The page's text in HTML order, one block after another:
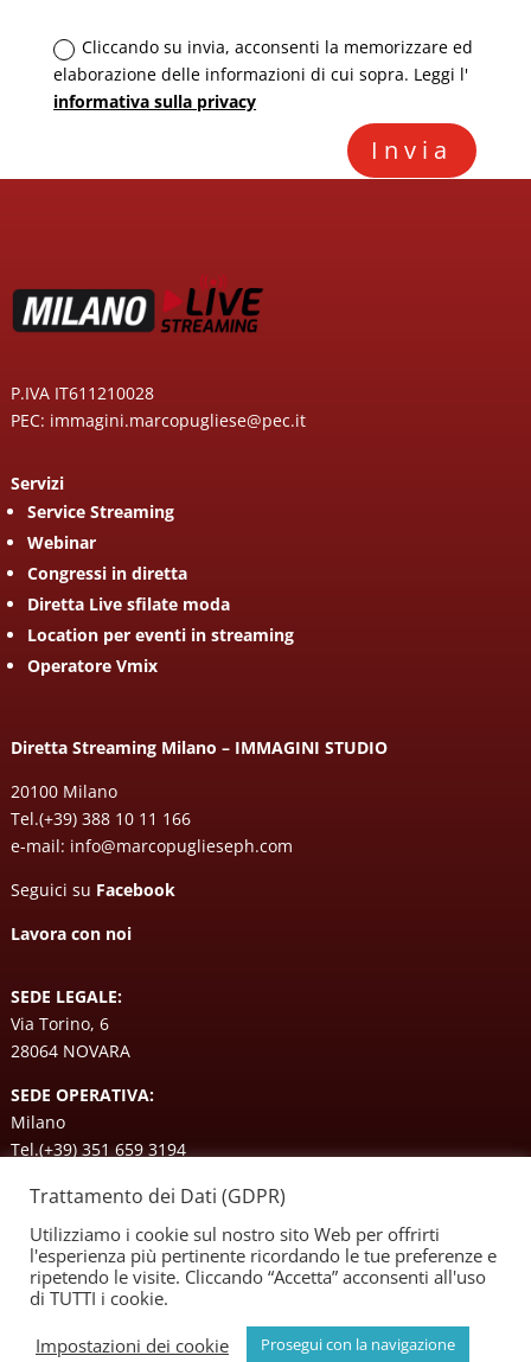
Cliccando su invia, acconsenti la memorizzare ed
elaborazione delle informazioni di cui sopra. Leggi l'
informativa sulla privacy
Invia
P.IVA IT611210028
PEC: immagini.marcopugliese@pec.it
Servizi
Service Streaming
Webinar
Congressi in diretta
Diretta Live sfilate moda
Location per eventi in streaming
Operatore Vmix
Diretta Streaming Milano – IMMAGINI STUDIO
20100 Milano
Tel.(+39) 388 10 11 166
e-mail: info@marcopuglieseph.com
Seguici su Facebook
Lavora con noi
SEDE LEGALE:
Via Torino, 6
28064 NOVARA
SEDE OPERATIVA:
Milano
Tel.(+39) 351 659 3194
© 2022 Diretta Streaming Milano |Immagini Studio|
Policy|Cookie Policy
Trattamento dei Dati (GDPR)
Utilizziamo i cookie sul nostro sito Web per offrirti
l'esperienza più pertinente ricordando le tue preferenze e
ripetendo le visite. Cliccando “Accetta” acconsenti all'uso
di TUTTI i cookie.
Impostazioni dei cookie
Prosegui con la navigazione